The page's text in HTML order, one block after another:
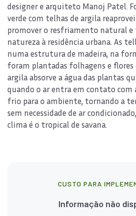
designer e arquiteto Manoj Patel.
verde com telhas de argila
promover o resfriamento natural e
natureza à residência urbana. As
numa estrutura de madeira, na
foram plantadas folhagens e flores
argila absorve a água das plantas
quando o ar entra em contato com
frio para o ambiente, tornando a
sem necessidade de ar
clima é o tropical de savana.
CUSTO PARA
Informação não